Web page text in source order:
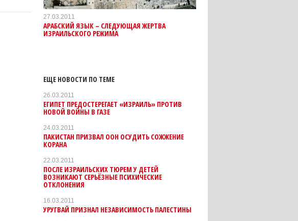
27.03.2011
АРАБСКИЙ ЯЗЫК – СЛЕДУЮЩАЯ ЖЕРТВА
ИЗРАИЛЬСКОГО РЕЖИМА
ЕЩЕ НОВОСТИ ПО ТЕМЕ
26.03.2011
ЕГИПЕТ ПРЕДОСТЕРЕГАЕТ «ИЗРАИЛЬ» ПРОТИВ
НОВОЙ ВОЙНЫ В ГАЗЕ
24.03.2011
ПАКИСТАН ПРИЗВАЛ ООН ОСУДИТЬ СОЖЖЕНИЕ
КОРАНА
22.03.2011
ПОСЛЕ ИЗРАИЛЬСКИХ ТЮРЕМ У ДЕТЕЙ
ВОЗНИКАЮТ СЕРЬЁЗНЫЕ ПСИХИЧЕСКИЕ
ОТКЛОНЕНИЯ
16.03.2011
УРУГВАЙ ПРИЗНАЛ НЕЗАВИСИМОСТЬ ПАЛЕСТИНЫ